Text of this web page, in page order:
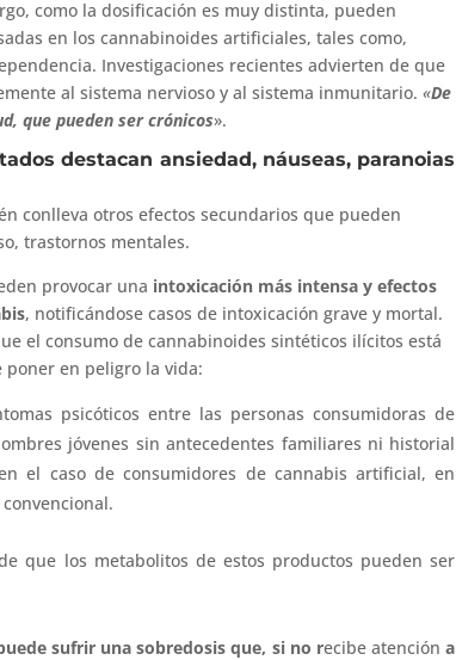
como la dosificación es muy distinta, pueden
en los cannabinoides artificiales, tales como,
Investigaciones recientes advierten de que
al sistema nervioso y al sistema inmunitario.«De
que pueden ser crónicos».
destacan ansiedad, náuseas, paranoias
conlleva otros efectos secundarios que pueden
trastornos mentales.
provocar una intoxicación más intensa y efectos
, notificándose casos de intoxicación grave y mortal.
el consumo de cannabinoides sintéticos ilícitos está
poner en peligro la vida:
psicóticos entre las personas consumidoras de
jóvenes sin antecedentes familiares ni historial
el caso de consumidores de cannabis artificial, en
que los metabolitos de estos productos pueden ser
sufrir una sobredosis que, si no recibe atencióna